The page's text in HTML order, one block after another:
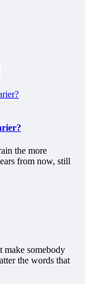
the more
from now, still
make somebody
the words that